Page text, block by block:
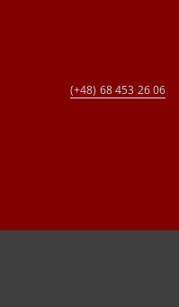
(+48) 68 453 26 06